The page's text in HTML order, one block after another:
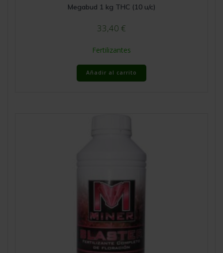
Megabud 1 kg THC (10 u/c)
33,40 €
Fertilizantes
Añadir al carrito